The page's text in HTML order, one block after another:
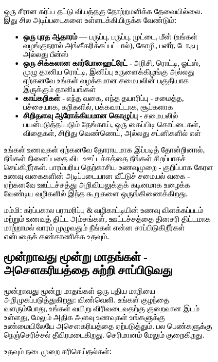
ஒரு சீரான கர்ப்ப தட்டு வியத்தகு தோற்றமளிக்க தேவையில்லை.
இது சில அடிப்படைகளை உள்ளடக்கியிருக்க வேண்டும்:
ஒரு புரத ஆதாரம் — பருப்பு, பருப்பு, முட்டை, மீன் (உங்கள்
வழங்குநரால் அங்கீகரிக்கப்பட்டால்), கோழி, பனீர், டோஃபு
அல்லது பீன்ஸ்
ஒரு சிக்கலான கார்போஹைட்ரேட் - அரிசி, ரொட்டி, ஓட்ஸ்,
முழு தானிய ரொட்டி, இனிப்பு உருளைக்கிழங்கு அல்லது
ஏற்கனவே உங்கள் வழக்கமான சமையலின் பகுதியாக
இருக்கும் தானியங்கள்
காய்கறிகள் - எந்த வகை, எந்த தயாரிப்பு - சமைத்த,
பச்சையாக, கறிகளில், பக்கவாட்டாக, சூப்களாக
சிறிதளவு ஆரோக்கியமான கொழுப்பு - சமையலில்
பயன்படுத்தப்படும் தேங்காய், ஒரு கைப்பிடி கொட்டைகள்,
விதைகள், சிறிது வெண்ணெய், அல்லது சட்னிகளில் எள்
உங்கள் உணவுகள் ஏற்கனவே தோராயமாக இப்படித் தோன்றினால்,
நீங்கள் நினைப்பதை விட ஊட்டச்சத்தை நீங்கள் சிறப்பாகச்
செய்கிறீர்கள். பாரம்பரிய தெற்காசிய உணவுமுறை - குறிப்பாக கேரள
உணவு வகைகளின் அடிப்படையான வீட்டுச் சமையல் வகை -
ஏற்கனவே ஊட்டச்சத்து அறிவியலுக்குக் கடினமாக உழைக்க
வேண்டிய வழிகளில் இந்த கூறுகளை ஒருங்கிணைக்கிறது.
மம்மி: கர்ப்பகால பராமரிப்பு & வழிகாட்டியின் உணவு விளக்கப்படம்
மற்றும் உணவுத் திட்ட அம்சங்கள், ஊட்டச்சத்தை தினசரி திட்டமாக
மாற்றாமல் வாரம் முழுவதும் நீங்கள் என்ன சாப்பிடுகிறீர்கள்
என்பதைக் கண்காணிக்க உதவும்.
மூன்றாவது மூன்று மாதங்கள் -
அசௌகரியத்தை சுற்றி சாப்பிடுவது
மூன்றாவது மூன்று மாதங்கள் ஒரு புதிய மாறியை
அறிமுகப்படுத்துகிறது: விண்வெளி. உங்கள் குழந்தை
வளரும்போது, ​​​​உங்கள் வயிறு விரிவடைவதற்கு குறைவான இடம்
உள்ளது, மேலும் அதிக அளவு உணவுகள் உங்களுக்கு
உண்மையிலேயே அசௌகரியத்தை ஏற்படுத்தும். பல பெண்களுக்கு
நெஞ்செரிச்சல் தீவிரமடைகிறது. செரிமானம் மேலும் குறைகிறது.
உதவும் நடைமுறை சரிசெய்தல்கள்: